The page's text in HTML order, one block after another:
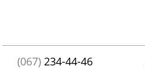
(067) 234-44-46